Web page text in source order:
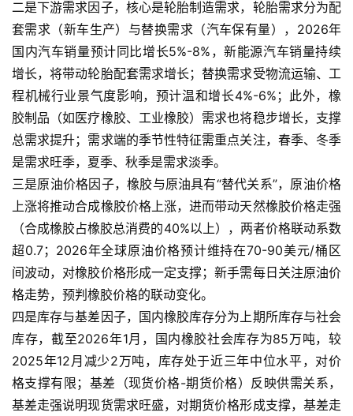
原
油
货
国
际
期
货
恒
二是下游需求因子，核心是轮胎制造需求，轮胎需求分为配
套需求（新车生产）与替换需求（汽车保有量），2026年
国内汽车销量预计同比增长5%-8%，新能源汽车销量持续
增长，将带动轮胎配套需求增长；替换需求受物流运输、工
程机械行业景气度影响，预计温和增长4%-6%；此外，橡
胶制品（如医疗橡胶、工业橡胶）需求也将稳步增长，支撑
总需求提升；需求端的季节性特征需重点关注，春季、冬季
是需求旺季，夏季、秋季是需求淡季。
三是原油价格因子，橡胶与原油具有“替代关系”，原油价格
上涨将推动合成橡胶价格上涨，进而带动天然橡胶价格走强
（合成橡胶占橡胶总消费的40%以上），两者价格联动系数
超0.7；2026年全球原油价格预计维持在70-90美元/桶区
间波动，对橡胶价格形成一定支撑；新手需每日关注原油价
格走势，预判橡胶价格的联动变化。
四是库存与基差因子，国内橡胶库存分为上期所库存与社会
库存，截至2026年1月，国内橡胶社会库存为85万吨，较
2025年12月减少2万吨，库存处于近三年中位水平，对价
格支撑有限；基差（现货价格-期货价格）反映供需关系，
基差走强说明现货需求旺盛，对期货价格形成支撑，基差走